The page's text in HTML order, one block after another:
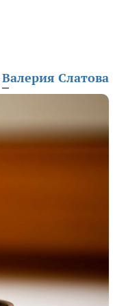
Валерия Слатова